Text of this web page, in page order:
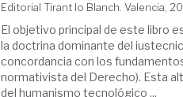
Editorial Tirant lo Blanch. Valencia,
El objetivo principal de este libro
la doctrina dominante del
concordancia con los
normativista del Derecho). Esta
del humanismo tecnológico ...